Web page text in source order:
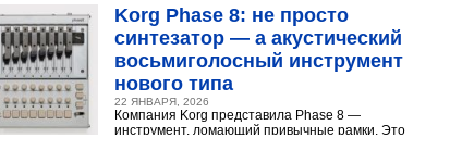
Korg Phase 8: не просто
синтезатор — а акустический
восьмиголосный инструмент
нового типа
22 ЯНВАРЯ, 2026
Компания Korg представила Phase 8 —
инструмент, ломающий привычные рамки. Это